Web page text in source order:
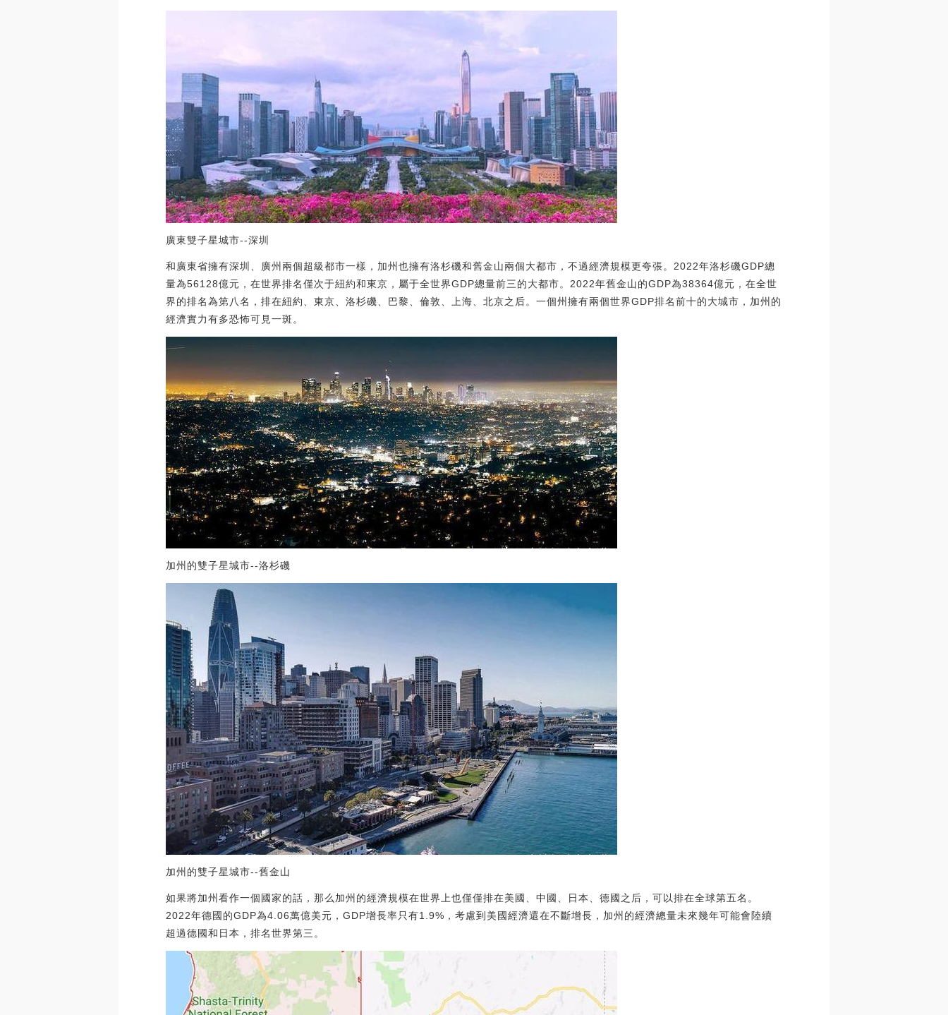
廣東雙子星城市--深圳
和廣東省擁有深圳、廣州兩個超級都市一樣，加州也擁有洛杉磯和舊金山兩個大都市，不過經濟規模更夸張。2022年洛杉磯GDP總
量為56128億元，在世界排名僅次于紐約和東京，屬于全世界GDP總量前三的大都市。2022年舊金山的GDP為38364億元，在全世
界的排名為第八名，排在紐約、東京、洛杉磯、巴黎、倫敦、上海、北京之后。一個州擁有兩個世界GDP排名前十的大城市，加州的
經濟實力有多恐怖可見一斑。
加州的雙子星城市--洛杉磯
加州的雙子星城市--舊金山
如果將加州看作一個國家的話，那么加州的經濟規模在世界上也僅僅排在美國、中國、日本、德國之后，可以排在全球第五名。
2022年德國的GDP為4.06萬億美元，GDP增長率只有1.9%，考慮到美國經濟還在不斷增長，加州的經濟總量未來幾年可能會陸續
超過德國和日本，排名世界第三。